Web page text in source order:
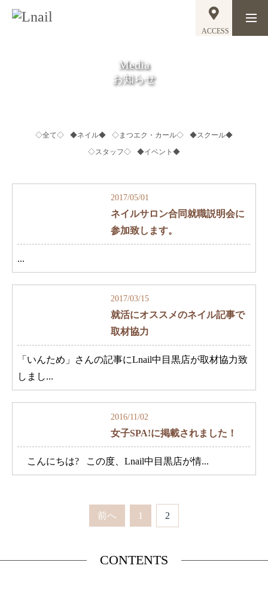
ACCESS
Media
お知らせ
◇全て◇ ◆ネイル◆ ◇まつエク・カール◇
◆スクール◆
◇スタッフ◇
◆イベント◆
2017/05/01
ネイルサロン合同就職説明会に
参加致します。
...
2017/03/15
就活にオススメのネイル記事で
取材協力
「いんため」さんの記事にLnail中目黒店が取材協力致
しまし...
2016/11/02
女子SPA!に掲載されました！
こんにちは? この度、Lnail中目黒店が情...
前へ 1 2
CONTENTS